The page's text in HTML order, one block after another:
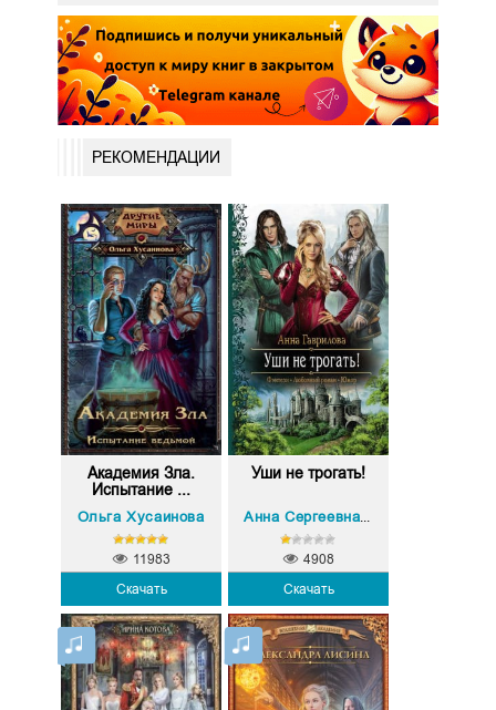
РЕКОМЕНДАЦИИ
Академия Зла.
Испытание ...
Ольга Хусаинова
Скачать
11983
Уши не трогать!
Анна Сергеевна Гаврилова
Скачать
4908